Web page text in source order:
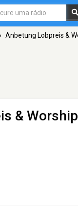
Anbetung Lobpreis &
& Worship